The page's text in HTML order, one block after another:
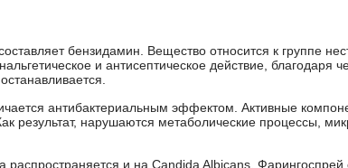
бензидамин. Вещество относится к группе
и антисептическое действие, благодаря
антибактериальным эффектом. Активные
результат, нарушаются метаболические процессы,
распространяется и на Candida Albicans.